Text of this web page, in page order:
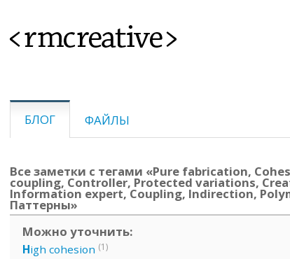
<rmcreative>
БЛОГ ФАЙЛЫ
Все заметки с тегами «Pure fabrication,
coupling, Controller, Protected variations,
Information expert, Coupling, Indirection,
Паттерны»
Можно уточнить:
High cohesion (1)